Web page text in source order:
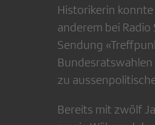
Historikerin
anderem bei
Sendung
zu
Bereits mit zwölf